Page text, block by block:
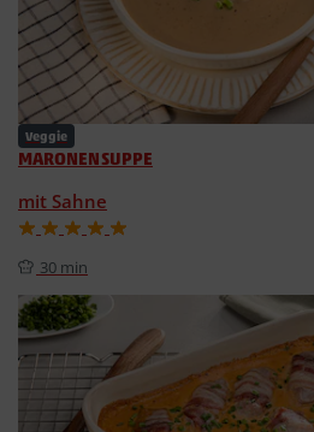
Veggie
MARONENSUPPE
mit Sahne
30 min